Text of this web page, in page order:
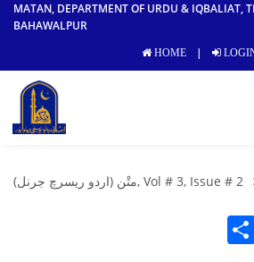
MATAN, DEPARTMENT OF URDU & IQBALIAT,
BAHAWALPUR
HOME |
متْن (اردو ریسرچ جرنل), Vol # 3, Issue # 2